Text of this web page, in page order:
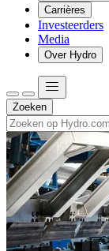
Carrières
Investeerders
Media
Over Hydro
Zoeken